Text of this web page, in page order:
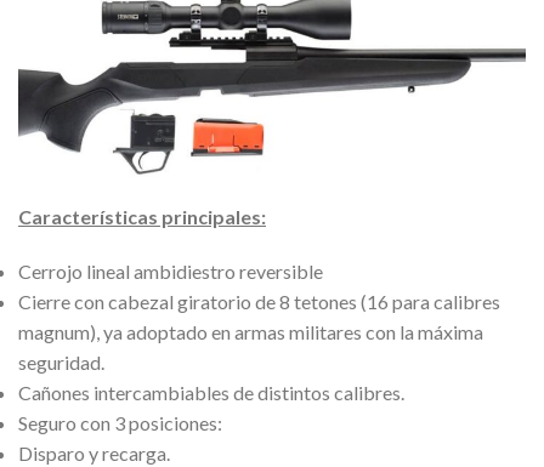
Características principales:
Cerrojo lineal ambidiestro reversible
Cierre con cabezal giratorio de 8 tetones (16 para calibres
magnum), ya adoptado en armas militares con la máxima
seguridad.
Cañones intercambiables de distintos calibres.
Seguro con 3 posiciones:
Disparo y recarga.